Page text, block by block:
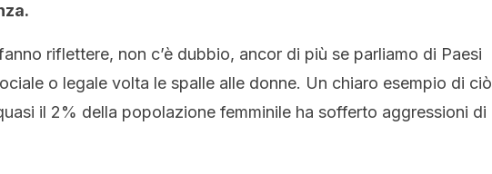
riflettere, non c’è dubbio, ancor di più se parliamo di Paesi
o legale volta le spalle alle donne. Un chiaro esempio di ciò
il 2% della popolazione femminile ha sofferto aggressioni di